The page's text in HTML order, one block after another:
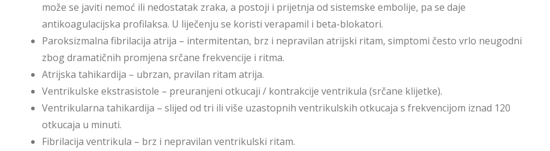
može se javiti nemoć ili nedostatak zraka, a postoji i prijetnja od sistemske embolije, pa se daje
antikoagulacijska profilaksa. U liječenju se koristi verapamil i beta-blokatori.
Paroksizmalna fibrilacija atrija – intermitentan, brz i nepravilan atrijski ritam, simptomi često vrlo neugodni
zbog dramatičnih promjena srčane frekvencije i ritma.
Atrijska tahikardija – ubrzan, pravilan ritam atrija.
Ventrikulske ekstrasistole – preuranjeni otkucaji / kontrakcije ventrikula (srčane klijetke).
Ventrikularna tahikardija – slijed od tri ili više uzastopnih ventrikulskih otkucaja s frekvencijom iznad 120
otkucaja u minuti.
Fibrilacija ventrikula – brz i nepravilan ventrikulski ritam.